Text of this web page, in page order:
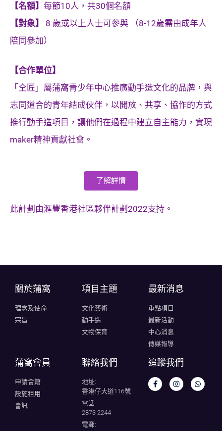
【名額】 每節10人，共30個名額
【對象】
8 歲或以上人士可參與 （8-12歲需由成年人
陪同參加）
【合作單位】
「仝匠」屬蒲窩青少年中心推廣動手造文化的品牌，與
志同道合的青年結成伙伴，以開放、共享、協作的方式
推行動手造項目，讓他們在過程中建立自主能力，實現
maker精神貢獻社會。
了解詳情
此計劃由滙豐香港社區夥伴計劃2022支持。
關於蒲窩​
理念及使命
宗旨
項目主題
文化藝術
動手造
文物保育
最新消息
重點項目
最新活動
中心消息
傳媒報導
蒲窩會員
申請會籍
設施租用
會訊
聯絡我們
地址:
香港仔大道116號
電話:
2873 2244
電郵:
追蹤我們